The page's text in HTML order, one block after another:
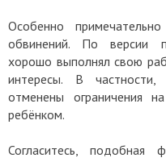
Особенно
обвинений. По версии
хорошо выполнял свою
интересы. В
отменены ограничения
ребёнком.
Согласитесь, подобная